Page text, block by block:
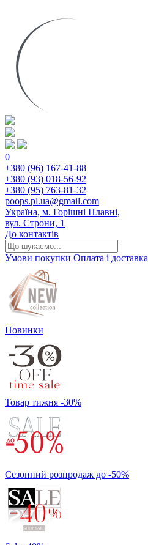
0
+380 (96) 167-41-88
+380 (93) 018-56-92
+380 (95) 763-81-32
poops.pl.ua@gmail.com
Україна, м. Горішні Плавні,
вул. Строни, 1
До контактів
Умови покупки Оплата і доставка
Новинки
Товар тижня -30%
Сезонний розпродаж до -50%